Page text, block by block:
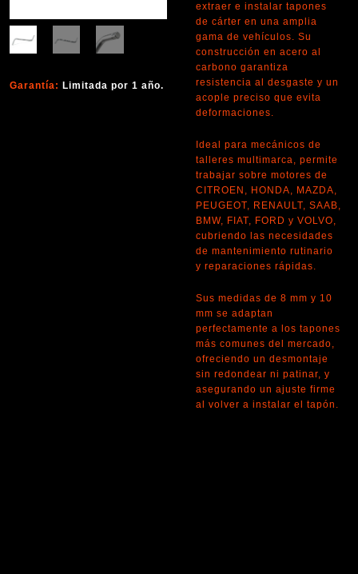
Garantía: Limitada por 1 año.
extraer e instalar tapones
de cárter en una amplia
gama de vehículos. Su
construcción en acero al
carbono garantiza
resistencia al desgaste y un
acople preciso que evita
deformaciones.
Ideal para mecánicos de
talleres multimarca, permite
trabajar sobre motores de
CITROEN, HONDA, MAZDA,
PEUGEOT, RENAULT, SAAB,
BMW, FIAT, FORD y VOLVO,
cubriendo las necesidades
de mantenimiento rutinario
y reparaciones rápidas.
Sus medidas de 8 mm y 10
mm se adaptan
perfectamente a los tapones
más comunes del mercado,
ofreciendo un desmontaje
sin redondear ni patinar, y
asegurando un ajuste firme
al volver a instalar el tapón.